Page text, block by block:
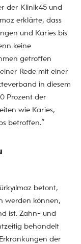
der Klinik45 und
erklärte, dass
und Karies bis
keine
getroffen
Rede mit einer
in diesem
Prozent der
wie Karies,
betroffen.”
betont,
werden können,
ist. Zahn- und
behandelt
der